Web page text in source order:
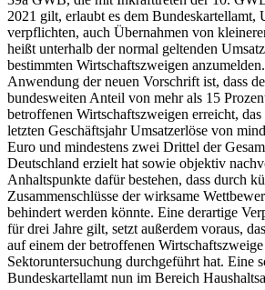
2021 gilt, erlaubt es dem Bundeskartellamt,
verpflichten, auch Übernahmen von
heißt unterhalb der normal geltenden
bestimmten Wirtschaftszweigen
Anwendung der neuen Vorschrift ist, dass
bundesweiten Anteil von mehr als 15
betroffenen Wirtschaftszweigen erreicht,
letzten Geschäftsjahr Umsatzerlöse von
Euro und mindestens zwei Drittel der
Deutschland erzielt hat sowie objektiv
Anhaltspunkte dafür bestehen, dass durch
Zusammenschlüsse der wirksame
behindert werden könnte. Eine derartige
für drei Jahre gilt, setzt außerdem voraus,
auf einem der betroffenen
Sektoruntersuchung durchgeführt hat. Eine
Bundeskartellamt nun im Bereich